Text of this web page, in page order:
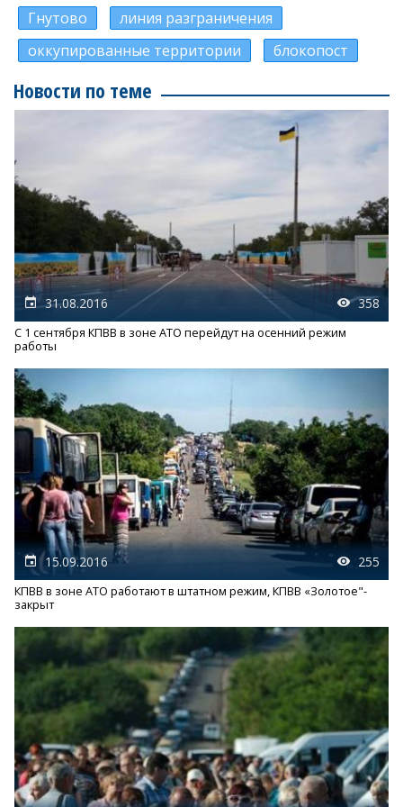
Гнутово
линия разграничения
оккупированные территории
блокопост
Новости по теме
31.08.2016 358
С 1 сентября КПВВ в зоне АТО перейдут на осенний режим
работы
15.09.2016 255
КПВВ в зоне АТО работают в штатном режим, КПВВ «Золотое"-
закрыт